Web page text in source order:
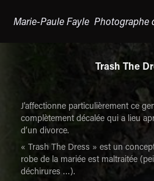
Marie-Paule Fayle  Photographe
Trash The
J'affectionne particulièrement ce
complètement décalée qui a lieu
d’un divorce.
« Trash The Dress » est un
robe de la mariée est maltraitée
déchirures …).